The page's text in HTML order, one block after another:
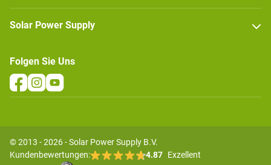
Solar Power Supply
Folgen Sie Uns
© 2013 - 2026 - Solar Power Supply B.V.
Kundenbewertungen:
4.87 Exzellent